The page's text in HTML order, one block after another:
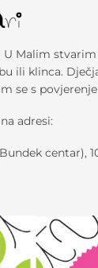
U Malim
ili klinca.
se s
adresi:
centar),